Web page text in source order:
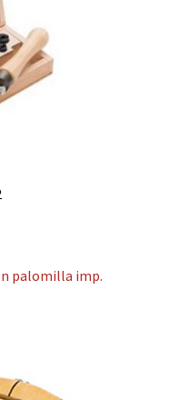
palomilla imp.